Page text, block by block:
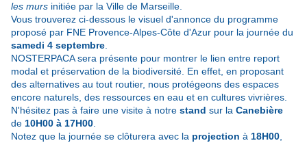
les murs initiée par la Ville de Marseille.
Vous trouverez ci-dessous le visuel d'annonce du programme
proposé par FNE Provence-Alpes-Côte d'Azur pour la journée du
samedi 4 septembre
NOSTERPACA sera présente pour montrer le lien entre report
modal et préservation de la biodiversité. En effet, en proposant
des alternatives au tout routier, nous protégeons des espaces
encore naturels, des ressources en eau et en cultures vivrières.
N'hésitez pas à faire une visite à notre stand sur la Canebière
de 10H00 à 17H00
Notez que la journée se clôturera avec la projection à 18H00